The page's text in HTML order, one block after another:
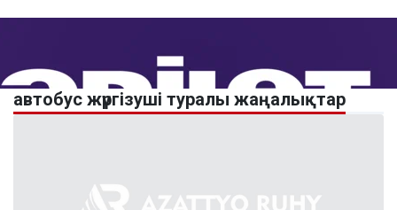
автобус жүргізуші туралы жаңалықтар